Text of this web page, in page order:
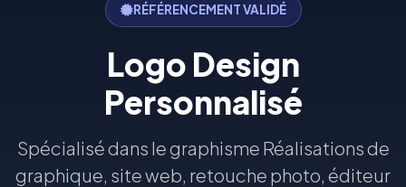
RÉFÉRENCEMENT VALIDÉ
Logo Design
Personnalisé
Spécialisé dans le graphisme Réalisations de
graphique, site web, retouche photo, éditeur